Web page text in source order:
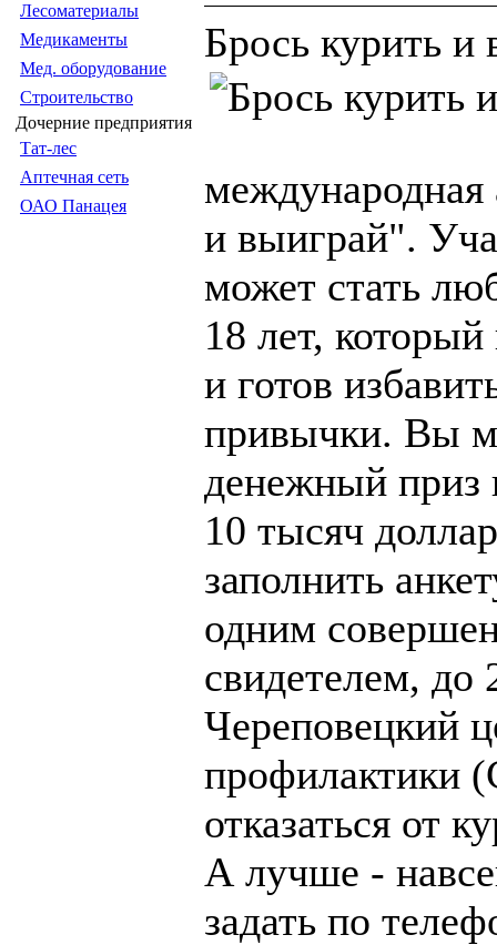
Лесоматериалы
Медикаменты
Мед. оборудование
Строительство
Дочерние предприятия
Тат-лес
Аптечная сеть
ОАО Панацея
Брось курить и
международная
и выиграй".
может стать
18 лет,
и готов
привычки. Вы
денежный приз
10 тысяч
заполнить
одним
свидетелем, до
Череповецкий
профилактики
отказаться от
А лучше -
задать по